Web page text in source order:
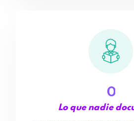
0
Lo que nadie